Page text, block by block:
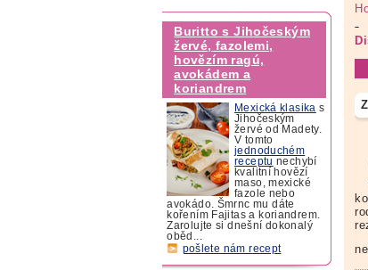
Buritto s Jihočeským
žervé, fazolemi,
hovězím ragú,
avokádem a
koriandrem
Mexická klasika s
Jihočeským
žervé od Madety.
V tomto
jednoduchém
receptu nechybí
kvalitní hovězí
maso, mexické
fazole nebo
avokádo. Šmrnc mu dáte
kořením Fajitas a koriandrem.
Zarolujte si dnešní dokonalý
oběd...
pošlete nám recept